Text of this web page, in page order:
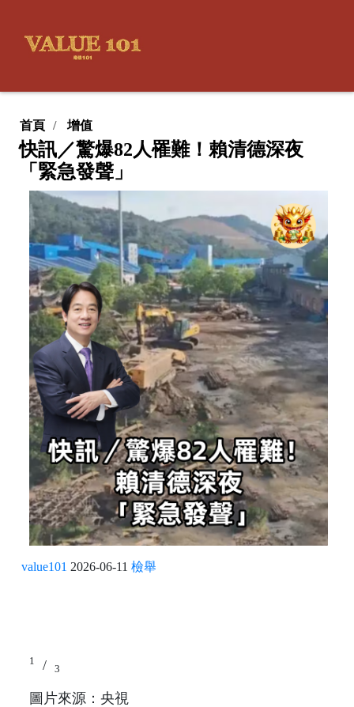
首頁 增值
快訊／驚爆82人罹難！賴清德深夜
「緊急發聲」
value101 2026-06-11 檢舉
1 / 3
圖片來源：央視